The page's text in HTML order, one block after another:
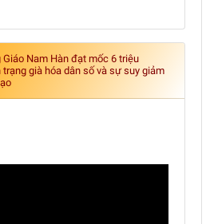
Nam Hàn đạt mốc 6 triệu
già hóa dân số và sự suy giảm